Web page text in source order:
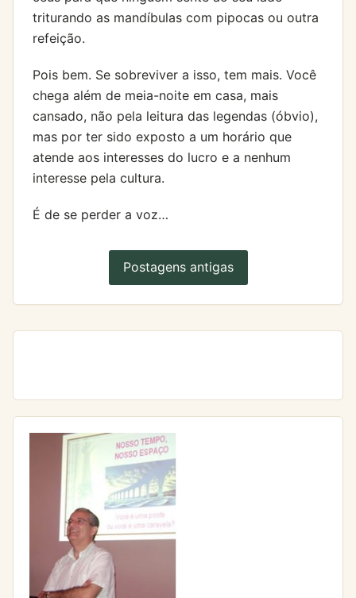
triturando as mandíbulas com pipocas ou outra
refeição.
Pois bem. Se sobreviver a isso, tem mais. Você
chega além de meia-noite em casa, mais
cansado, não pela leitura das legendas (óbvio),
mas por ter sido exposto a um horário que
atende aos interesses do lucro e a nenhum
interesse pela cultura.
É de se perder a voz…
Postagens antigas